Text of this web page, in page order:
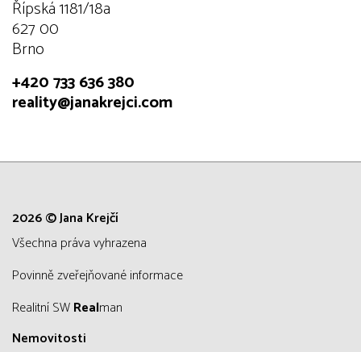
Řípská 1181/18a
627 00
Brno
+420 733 636 380
reality@janakrejci.com
2026 © Jana Krejčí
všechna práva vyhrazena
Povinně zveřejňované informace
Realitní SWRealman
Nemovitosti